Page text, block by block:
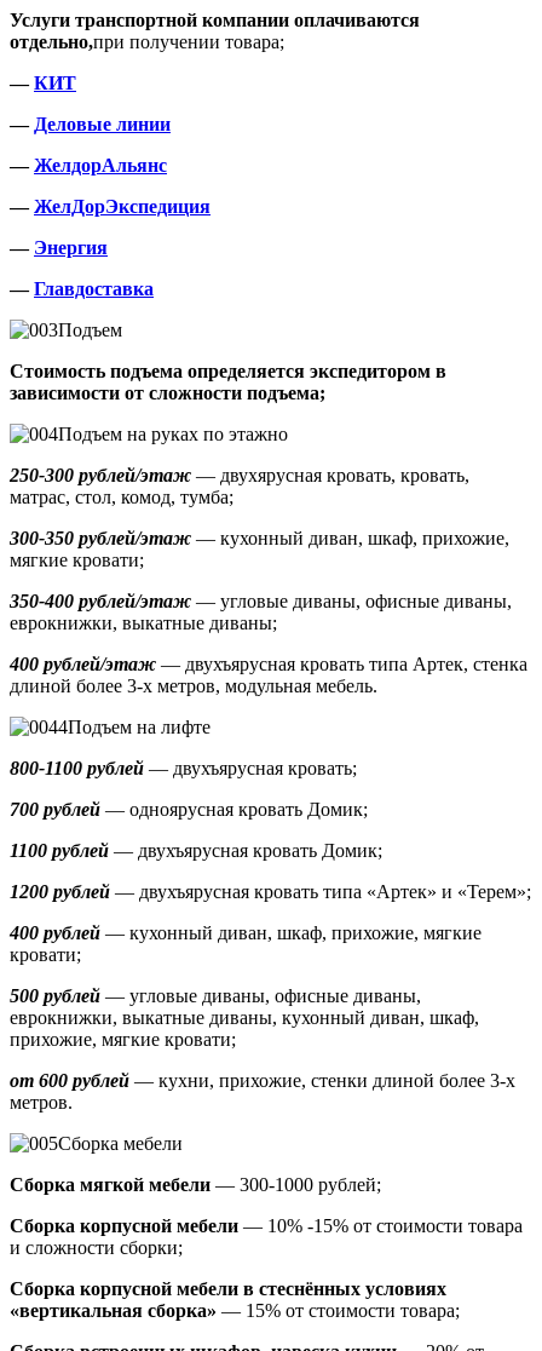
Услуги транспортной компании оплачиваются
отдельно,при получении товара;
—КИТ
— Деловые линии
—ЖелдорАльянс
—ЖелДорЭкспедиция
— Энергия
—Главдоставка
Подъем
Стоимость подъема определяется экспедитором в
зависимости от сложности подъема;
Подъем на руках по этажно
250-300 рублей/этаж — двухярусная кровать, кровать,
матрас, стол, комод, тумба;
300-350 рублей/этаж — кухонный диван, шкаф, прихожие,
мягкие кровати;
350-400 рублей/этаж — угловые диваны, офисные диваны,
еврокнижки, выкатные диваны;
400 рублей/этаж — двухъярусная кровать типа Артек, стенка
длиной более 3-х метров, модульная мебель.
Подъем на лифте
800-1100 рублей — двухъярусная кровать;
700 рублей — одноярусная кровать Домик;
1100 рублей — двухъярусная кровать Домик;
1200 рублей — двухъярусная кровать типа «Артек» и «Терем»;
400 рублей — кухонный диван, шкаф, прихожие, мягкие
кровати;
500 рублей — угловые диваны, офисные диваны,
еврокнижки, выкатные диваны, кухонный диван, шкаф,
прихожие, мягкие кровати;
от 600 рублей — кухни, прихожие, стенки длиной более 3-х
метров.
Сборка мебели
Сборка мягкой мебели — 300-1000 рублей;
Сборка корпусной мебели — 10% -15% от стоимости товара
и сложности сборки;
Сборка корпусной мебели в стеснённых условиях
«вертикальная сборка» — 15% от стоимости товара;